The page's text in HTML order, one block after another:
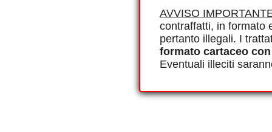
AVVISO
contraffatti, in formato
pertanto illegali. I
formato cartaceo
Eventuali illeciti